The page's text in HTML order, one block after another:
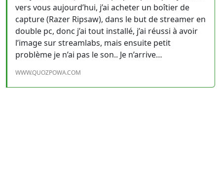
vers vous aujourd’hui, j’ai acheter un boîtier de
capture (Razer Ripsaw), dans le but de streamer en
double pc, donc j’ai tout installé, j’ai réussi à avoir
l’image sur streamlabs, mais ensuite petit
problème je n’ai pas le son.. Je n’arrive…
WWW.QUOZPOWA.COM